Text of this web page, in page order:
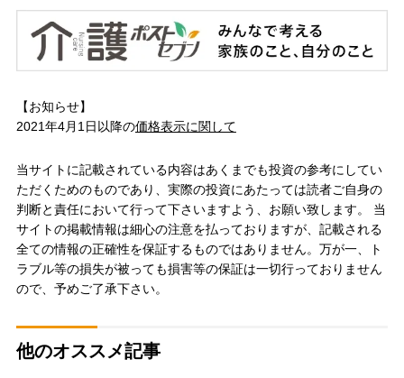
【お知らせ】
2021年4月1日以降の価格表示に関して
当サイトに記載されている内容はあくまでも投資の参考にしてい
ただくためのものであり、実際の投資にあたっては読者ご自身の
判断と責任において行って下さいますよう、お願い致します。 当
サイトの掲載情報は細心の注意を払っておりますが、記載される
全ての情報の正確性を保証するものではありません。万が一、ト
ラブル等の損失が被っても損害等の保証は一切行っておりません
ので、予めご了承下さい。
他のオススメ記事